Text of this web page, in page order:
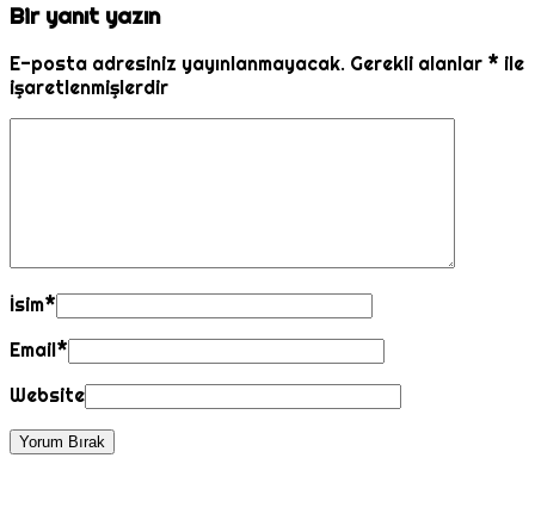
Bir yanıt yazın
E-posta adresiniz yayınlanmayacak. Gerekli alanlar * ile
işaretlenmişlerdir
İsim*
Email*
Website